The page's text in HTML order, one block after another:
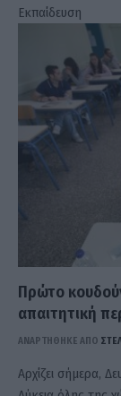
Εκπαίδευση
Πρώτο
απαιτητική
ΑΝΑΡΤΗΘΗΚΕ ΑΠΟ
Αρχίζει σήμερα,